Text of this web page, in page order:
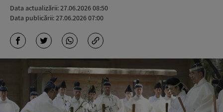
Data actualizării:27.06.2026 08:50
Data publicării:27.06.2026 07:00